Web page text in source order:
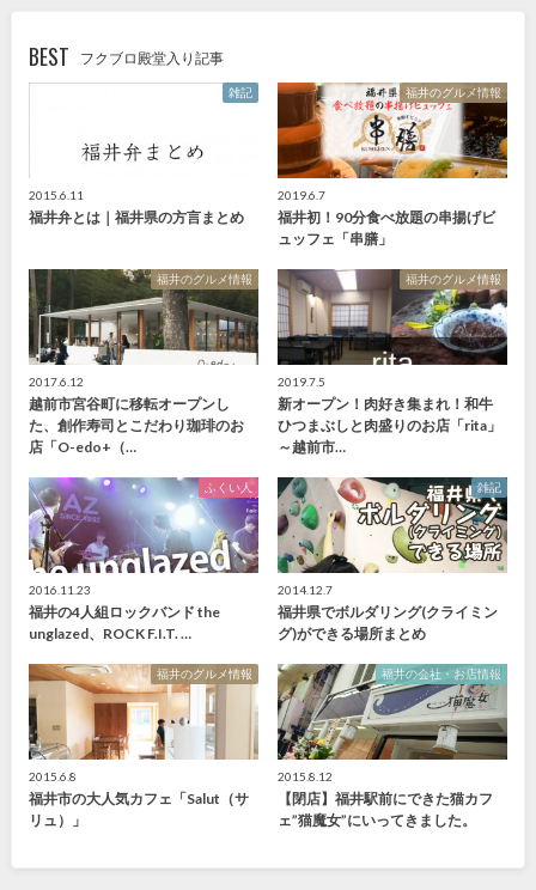
BEST フクブロ殿堂入り記事
雑記
2015.6.11
福井弁とは｜福井県の方言まとめ
福井のグルメ情報
2019.6.7
福井初！90分食べ放題の串揚げビ
ュッフェ「串膳」
福井のグルメ情報
2017.6.12
越前市宮谷町に移転オープンし
た、創作寿司とこだわり珈琲のお
店「O-edo+（…
福井のグルメ情報
2019.7.5
新オープン！肉好き集まれ！和牛
ひつまぶしと肉盛りのお店「rita」
～越前市…
ふくい人
2016.11.23
福井の4人組ロックバンド the
unglazed、ROCK F.I.T. …
雑記
2014.12.7
福井県でボルダリング(クライミン
グ)ができる場所まとめ
福井のグルメ情報
2015.6.8
福井市の大人気カフェ「Salut（サ
リュ）」
福井の会社・お店情報
2015.8.12
【閉店】福井駅前にできた猫カフ
ェ”猫魔女”にいってきました。